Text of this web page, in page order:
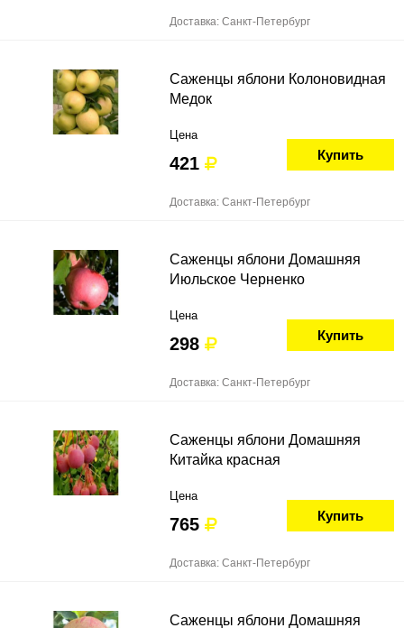
Доставка: Санкт-Петербург
Саженцы яблони Колоновидная
Медок
Цена
421 Купить
Доставка: Санкт-Петербург
Саженцы яблони Домашняя
Июльское Черненко
Цена
298 Купить
Доставка: Санкт-Петербург
Саженцы яблони Домашняя
Китайка красная
Цена
765 Купить
Доставка: Санкт-Петербург
Саженцы яблони Домашняя